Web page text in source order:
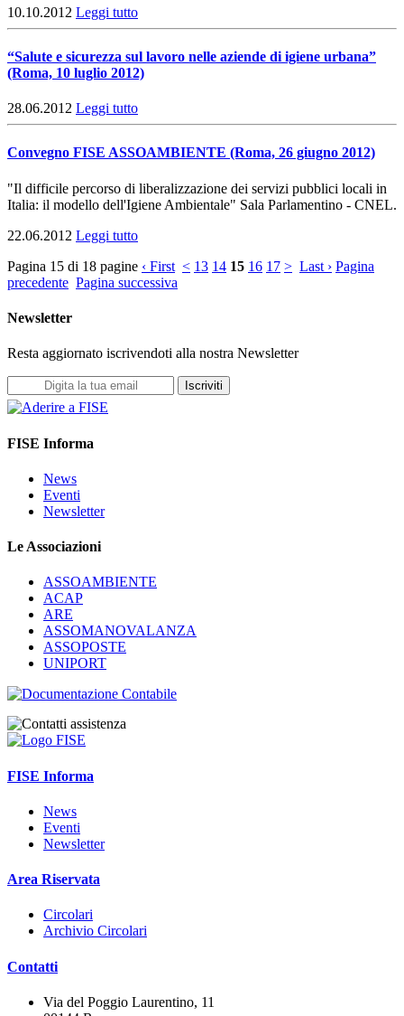
10.10.2012 Leggi tutto
“Salute e sicurezza sul lavoro nelle aziende di igiene urbana”
(Roma, 10 luglio 2012)
28.06.2012 Leggi tutto
Convegno FISE ASSOAMBIENTE (Roma, 26 giugno 2012)
"Il difficile percorso di liberalizzazione dei servizi pubblici locali in
Italia: il modello dell'Igiene Ambientale" Sala Parlamentino - CNEL.
22.06.2012 Leggi tutto
Pagina 15 di 18 pagine ‹ First < 13 14 15 16 17 > Last › Pagina
precedente Pagina successiva
Newsletter
Resta aggiornato iscrivendoti alla nostra Newsletter
Iscriviti
FISE Informa
News
Eventi
Newsletter
Le Associazioni
ASSOAMBIENTE
ACAP
ARE
ASSOMANOVALANZA
ASSOPOSTE
UNIPORT
FISE Informa
News
Eventi
Newsletter
Area Riservata
Circolari
Archivio Circolari
Contatti
Via del Poggio Laurentino, 11